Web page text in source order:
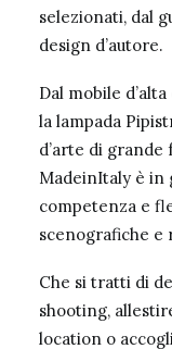
selezionati, dal
design d’autore.
Dal mobile
la lampada
d’arte di
MadeinItaly è in
competenza e
scenografiche e
Che si tratti di
shooting,
location o